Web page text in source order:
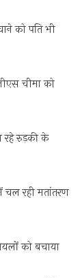
को पति भी
चीमा को
रहे रुड़की के
चल रही मतांतरण
को बचाया